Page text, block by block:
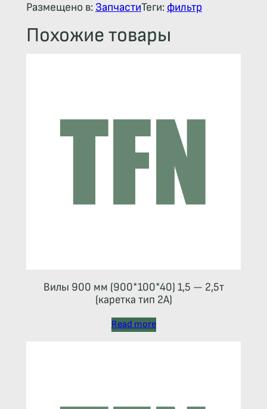
Размещено в: ЗапчастиТеги: фильтр
Похожие товары
Вилы 900 мм (900*100*40) 1,5 — 2,5т
(каретка тип 2A)
Read more